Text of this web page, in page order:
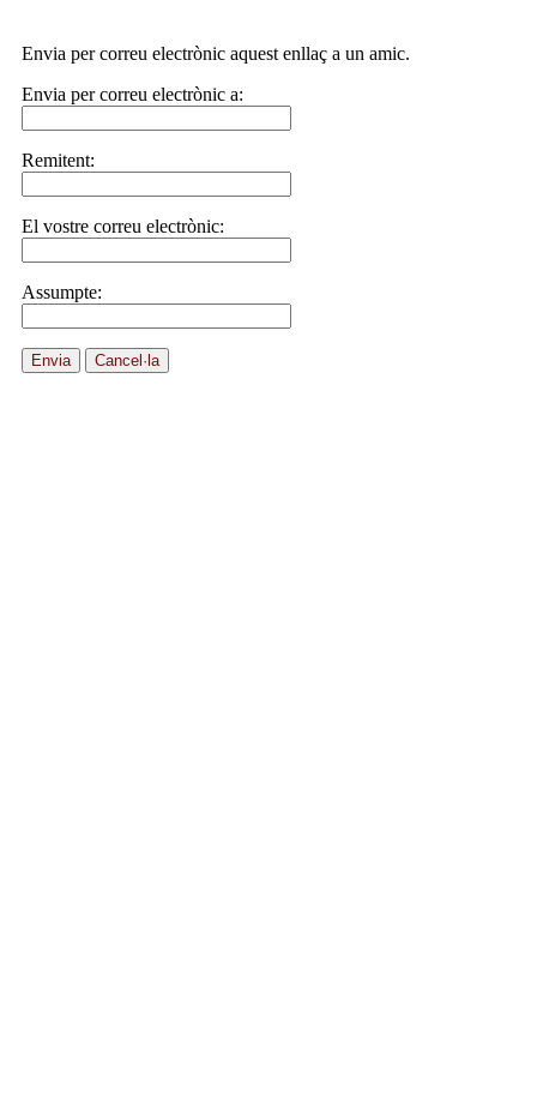
Envia per correu electrònic aquest enllaç a un amic.
Envia per correu electrònic a:
Remitent:
El vostre correu electrònic:
Assumpte:
Envia Cancel·la